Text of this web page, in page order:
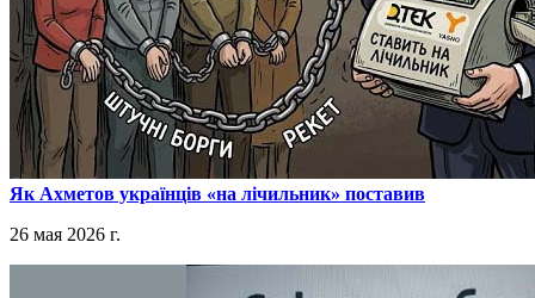
​Як Ахметов українців «на лічильник» поставив
26 мая 2026 г.